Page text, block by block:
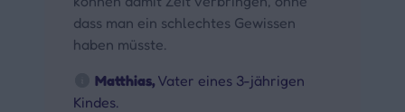
dass man ein schlechtes Gewissen
haben müsste.
Matthias, Vater eines 3-jährigen
Kindes.